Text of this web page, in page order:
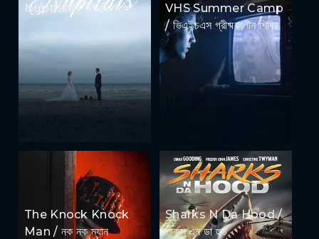
Nuptials / নিউজীয়াহ
VHS Summer Camp
/ ভিএইচএস গ্রীষ্মকালীন শিবির
The Knock Knock
Man / নক নক ম্যান
Sharks N Da Hood /
শার্কস এন ডা হুড